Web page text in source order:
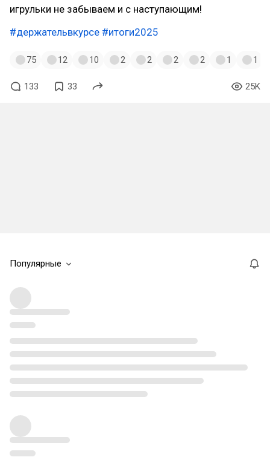
игрульки не забываем и с наступающим!
#держательвкурсе #итоги2025
75 12 10 2 2 2 2 1 1
133 33 25K
Популярные